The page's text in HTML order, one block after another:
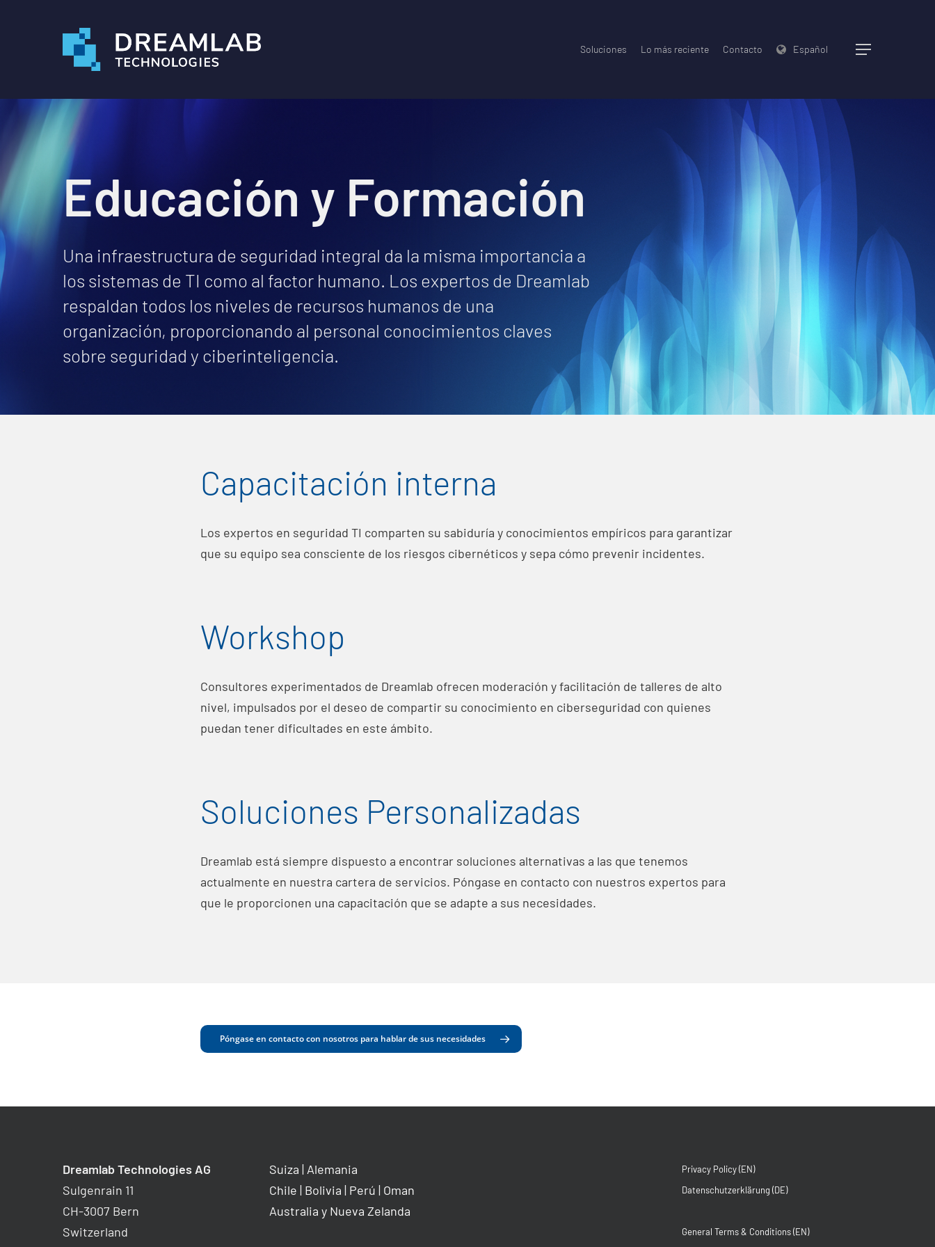
Soluciones Lo más reciente Contacto Español Menu
Educación y Formación
Una infraestructura de seguridad integral da la misma importancia a
los sistemas de TI como al factor humano. Los expertos de Dreamlab
respaldan todos los niveles de recursos humanos de una
organización, proporcionando al personal conocimientos claves
sobre seguridad y ciberinteligencia.
Capacitación interna
Los expertos en seguridad TI comparten su sabiduría y conocimientos empíricos para garantizar
que su equipo sea consciente de los riesgos cibernéticos y sepa cómo prevenir incidentes.
Workshop
Consultores experimentados de Dreamlab ofrecen moderación y facilitación de talleres de alto
nivel, impulsados por el deseo de compartir su conocimiento en ciberseguridad con quienes
puedan tener dificultades en este ámbito.
Soluciones Personalizadas
Dreamlab está siempre dispuesto a encontrar soluciones alternativas a las que tenemos
actualmente en nuestra cartera de servicios. Póngase en contacto con nuestros expertos para
que le proporcionen una capacitación que se adapte a sus necesidades.
Póngase en contacto con nosotros para hablar de sus necesidades
Dreamlab Technologies AG
Sulgenrain 11
CH-3007 Bern
Switzerland
Suiza | Alemania
Chile | Bolivia | Perú | Oman
Australia y Nueva Zelanda
Privacy Policy (EN)
Datenschutzerklärung (DE)
General Terms & Conditions (EN)